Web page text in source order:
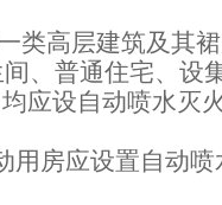
类高层建筑及其
、普通住宅、设
应设自动喷水灭
用房应设置自动